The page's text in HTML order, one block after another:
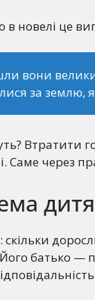
в новелі це
вони
за землю,
Втратити
Саме через
скільки
батько —